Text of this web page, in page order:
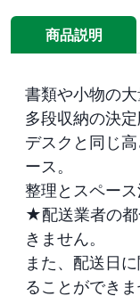
商品説明
書類や小物の大
多段収納の決定
デスクと同じ
ース。
整理とスペース
★配送業者の都
きません。
また、配送日
ることができま